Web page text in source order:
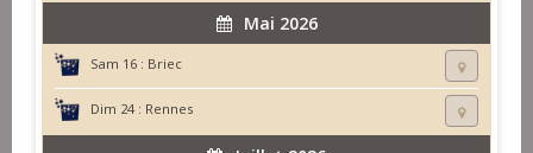
Mai 2026
Sam 16 : Briec
Dim 24 : Rennes